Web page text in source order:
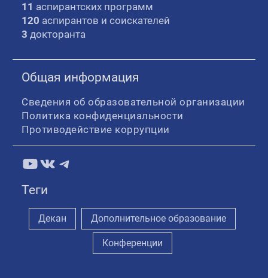
11 аспирантских программ
120 аспирантов и соискателей
3 докторанта
Общая информация
Сведения об образовательной организации
Политика конфиденциальности
Противодействие коррупции
YouTube
ВКонтакте
Telegram
Теги
Декан Дополнительное образование
Конференции